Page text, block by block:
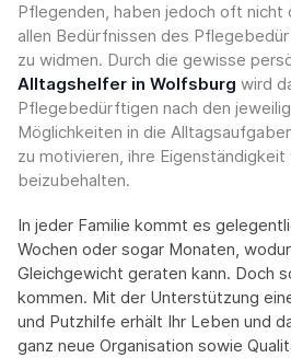
Pflegenden, haben jedoch oft nicht
allen Bedürfnissen des
zu widmen. Durch die gewisse
Alltagshelfer in Wolfsburg wird
Pflegebedürftigen nach den
Möglichkeiten in die
zu motivieren, ihre
beizubehalten.
In jeder Familie kommt es
Wochen oder sogar Monaten,
Gleichgewicht geraten kann. Doch
kommen. Mit der Unterstützung
und Putzhilfe erhält Ihr Leben und
ganz neue Organisation sowie